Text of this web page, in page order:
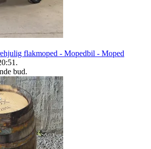
flakmoped - Mopedbil - Moped
.
bud.